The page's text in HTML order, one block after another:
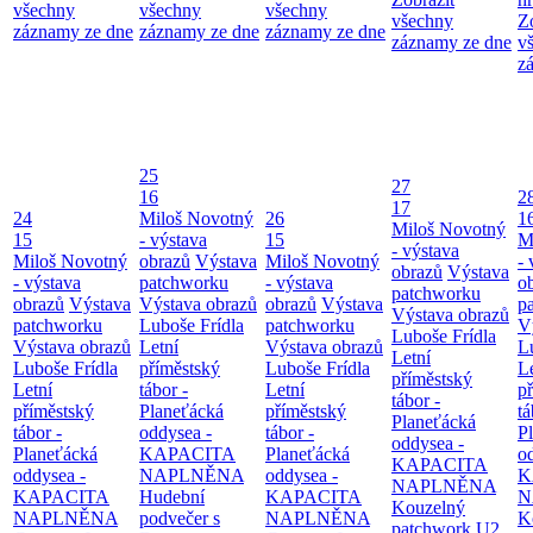
všechny
záznamy ze dne
všechny
záznamy ze dne
všechny
záznamy ze dne
všechny
záznamy ze dne
24
15
Miloš Novotný
- výstava
obrazů Výstava
patchworku
Výstava obrazů
Luboše Frídla
Letní
příměstský
tábor -
Planeťácká
oddysea -
KAPACITA
NAPLNĚNA
25
16
Miloš Novotný
- výstava
obrazů Výstava
patchworku
Výstava obrazů
Luboše Frídla
Letní
příměstský
tábor -
Planeťácká
oddysea -
KAPACITA
NAPLNĚNA
Hudební
podvečer s
26
15
Miloš Novotný
- výstava
obrazů Výstava
patchworku
Výstava obrazů
Luboše Frídla
Letní
příměstský
tábor -
Planeťácká
oddysea -
KAPACITA
NAPLNĚNA
27
17
Miloš Novotný
- výstava
obrazů Výstava
patchworku
Výstava obrazů
Luboše Frídla
Letní
příměstský
tábor -
Planeťácká
oddysea -
KAPACITA
NAPLNĚNA
Kouzelný
patchwork U2
-